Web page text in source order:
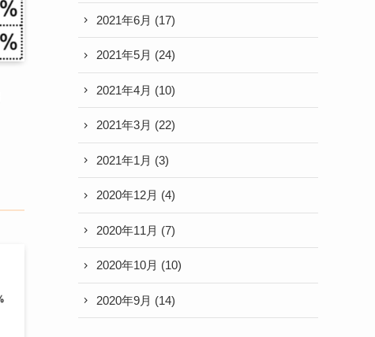
2021年6月 (17)
2021年5月 (24)
2021年4月 (10)
2021年3月 (22)
2021年1月 (3)
2020年12月 (4)
2020年11月 (7)
2020年10月 (10)
2020年9月 (14)